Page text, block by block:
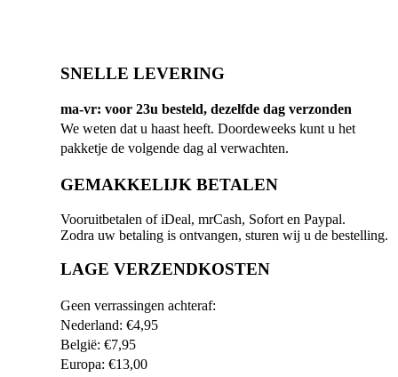
SNELLE LEVERING
ma-vr: voor 23u besteld, dezelfde dag verzonden
We weten dat u haast heeft. Doordeweeks kunt u het
pakketje de volgende dag al verwachten.
GEMAKKELIJK BETALEN
Vooruitbetalen of iDeal, mrCash, Sofort en Paypal.
Zodra uw betaling is ontvangen, sturen wij u de bestelling.
LAGE VERZENDKOSTEN
Geen verrassingen achteraf:
Nederland: €4,95
België: €7,95
Europa: €13,00